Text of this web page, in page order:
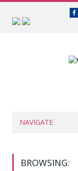
NAVIGATE
BROWSING: